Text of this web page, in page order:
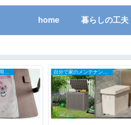
home 暮らしの工夫
自分で家のメンテナンスDIY 節約ワザ